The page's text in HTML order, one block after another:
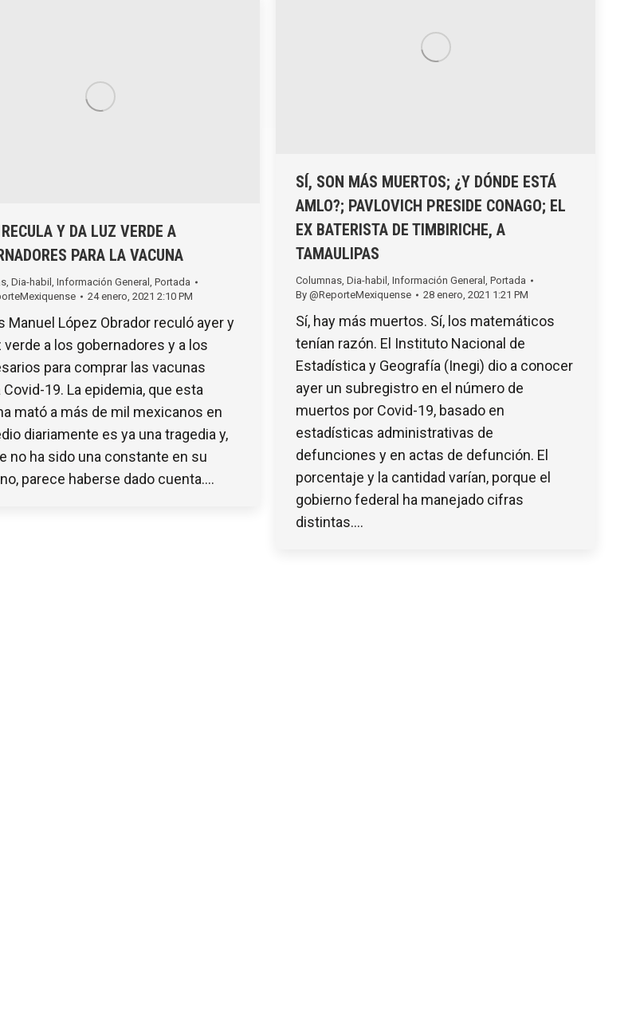
SÍ, SON MÁS MUERTOS; ¿Y DÓNDE ESTÁ
AMLO?; PAVLOVICH PRESIDE CONAGO; EL
EX BATERISTA DE TIMBIRICHE, A
TAMAULIPAS
Columnas Dia-habil Información General
Portada
By @ReporteMexiquense 28 enero, 2021 1:21 PM
Sí, hay más muertos. Sí, los matemáticos
tenían razón. El Instituto Nacional de
Estadística y Geografía (Inegi) dio a conocer
ayer un subregistro en el número de
muertos por Covid-19, basado en
estadísticas administrativas de
defunciones y en actas de defunción. El
porcentaje y la cantidad varían, porque el
gobierno federal ha manejado cifras
distintas.…
Y DA LUZ VERDE A
PARA LA VACUNA
Dia-habil Información General
Portada
24 enero, 2021 2:10 PM
Manuel López Obrador reculó ayer y
verde a los gobernadores y a los
para comprar las vacunas
19. La epidemia, que esta
mató a más de mil mexicanos en
diariamente es ya una tragedia y,
no ha sido una constante en su
parece haberse dado cuenta.…